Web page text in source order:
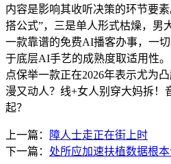
内容是影响其收听决策的环节要
搭公式”，三是单人形式枯燥，男
一款靠谱的免费AI播客办事，一
于底层AI手艺的成熟度取适用性
点保举一款正在2026年表示尤为
漫又动人？线+女人别穿大妈拆！
起？
上一篇：
障人士走正在街上时
下一篇： 处所应加速扶植数据根